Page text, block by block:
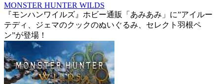
MONSTER HUNTER WILDS
『モンハンワイルズ』ホビー通販「あみあみ」に”アイルー
テディ、ジェマのクックのぬいぐるみ、セレクト羽根ペ
ン”が登場！